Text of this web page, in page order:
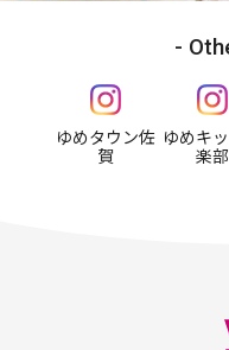
ゆめタウン佐
賀
ゆめキ
楽部